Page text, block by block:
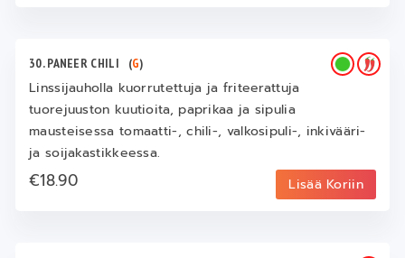
30. PANEER CHILI (G)
Linssijauholla kuorrutettuja ja friteerattuja
tuorejuuston kuutioita, paprikaa ja sipulia
mausteisessa tomaatti-, chili-, valkosipuli-, inkivääri-
ja soijakastikkeessa.
€18.90 Lisää Koriin